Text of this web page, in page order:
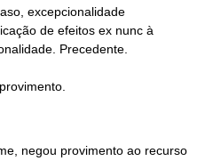
excepcionalidade
provimento.
negou provimento ao recurso